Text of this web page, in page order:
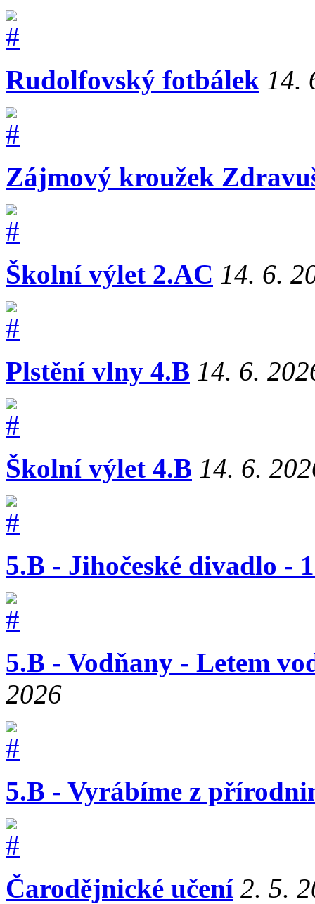
Rudolfovský fotbálek 14.
Zájmový kroužek
Školní výlet 2.AC 14. 6.
Plstění vlny 4.B 14. 6.
Školní výlet 4.B 14. 6.
5.B - Jihočeské divadlo -
5.B - Vodňany - Letem
2026
5.B - Vyrábíme z
Čarodějnické učení 2. 5.